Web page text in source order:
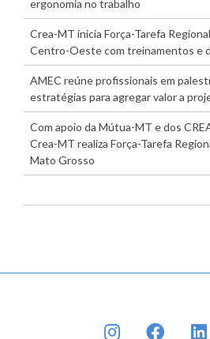
ergonomia no trabalho
Crea-MT inicia Força-Tarefa
Centro-Oeste com treinamentos e
AMEC reúne profissionais em
estratégias para agregar valor a
Com apoio da Mútua-MT e dos
Crea-MT realiza Força-Tarefa
Mato Grosso
INSTAGRAM